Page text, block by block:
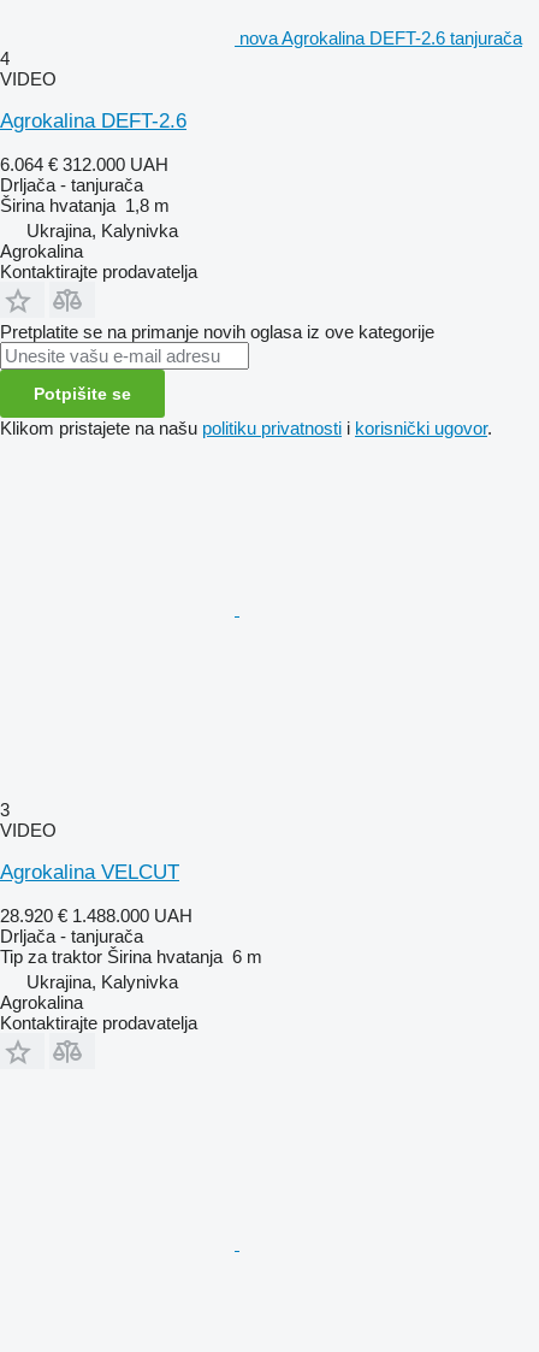
nova Agrokalina DEFT-2.6 tanjurača
4
VIDEO
Agrokalina DEFT-2.6
6.064 € 312.000 UAH
Drljača - tanjurača
Širina hvatanja 1,8 m
Ukrajina, Kalynivka
Agrokalina
Kontaktirajte prodavatelja
Pretplatite se na primanje novih oglasa iz ove kategorije
Potpišite se
Klikom pristajete na našu politiku privatnosti i korisnički ugovor.
3
VIDEO
Agrokalina VELCUT
28.920 € 1.488.000 UAH
Drljača - tanjurača
Tip za traktor Širina hvatanja 6 m
Ukrajina, Kalynivka
Agrokalina
Kontaktirajte prodavatelja